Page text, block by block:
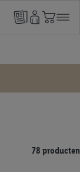
78 producten